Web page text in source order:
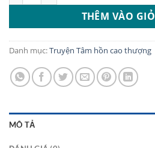
THÊM VÀO
Danh mục:Truyện Tâm hồn cao thượng
MÔ TẢ